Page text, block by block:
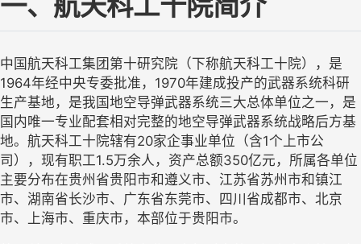
中国航天科工集团第十研究院（下称航天科工十院），是
1964年经中央专委批准，1970年建成投产的武器系统科研
生产基地，是我国地空导弹武器系统三大总体单位之一，是
国内唯一专业配套相对完整的地空导弹武器系统战略后方基
地。航天科工十院辖有20家企事业单位（含1个上市公
司），现有职工1.5万余人，资产总额350亿元，所属各单位
主要分布在贵州省贵阳市和遵义市、江苏省苏州市和镇江
市、湖南省长沙市、广东省东莞市、四川省成都市、北京
市、上海市、重庆市，本部位于贵阳市。